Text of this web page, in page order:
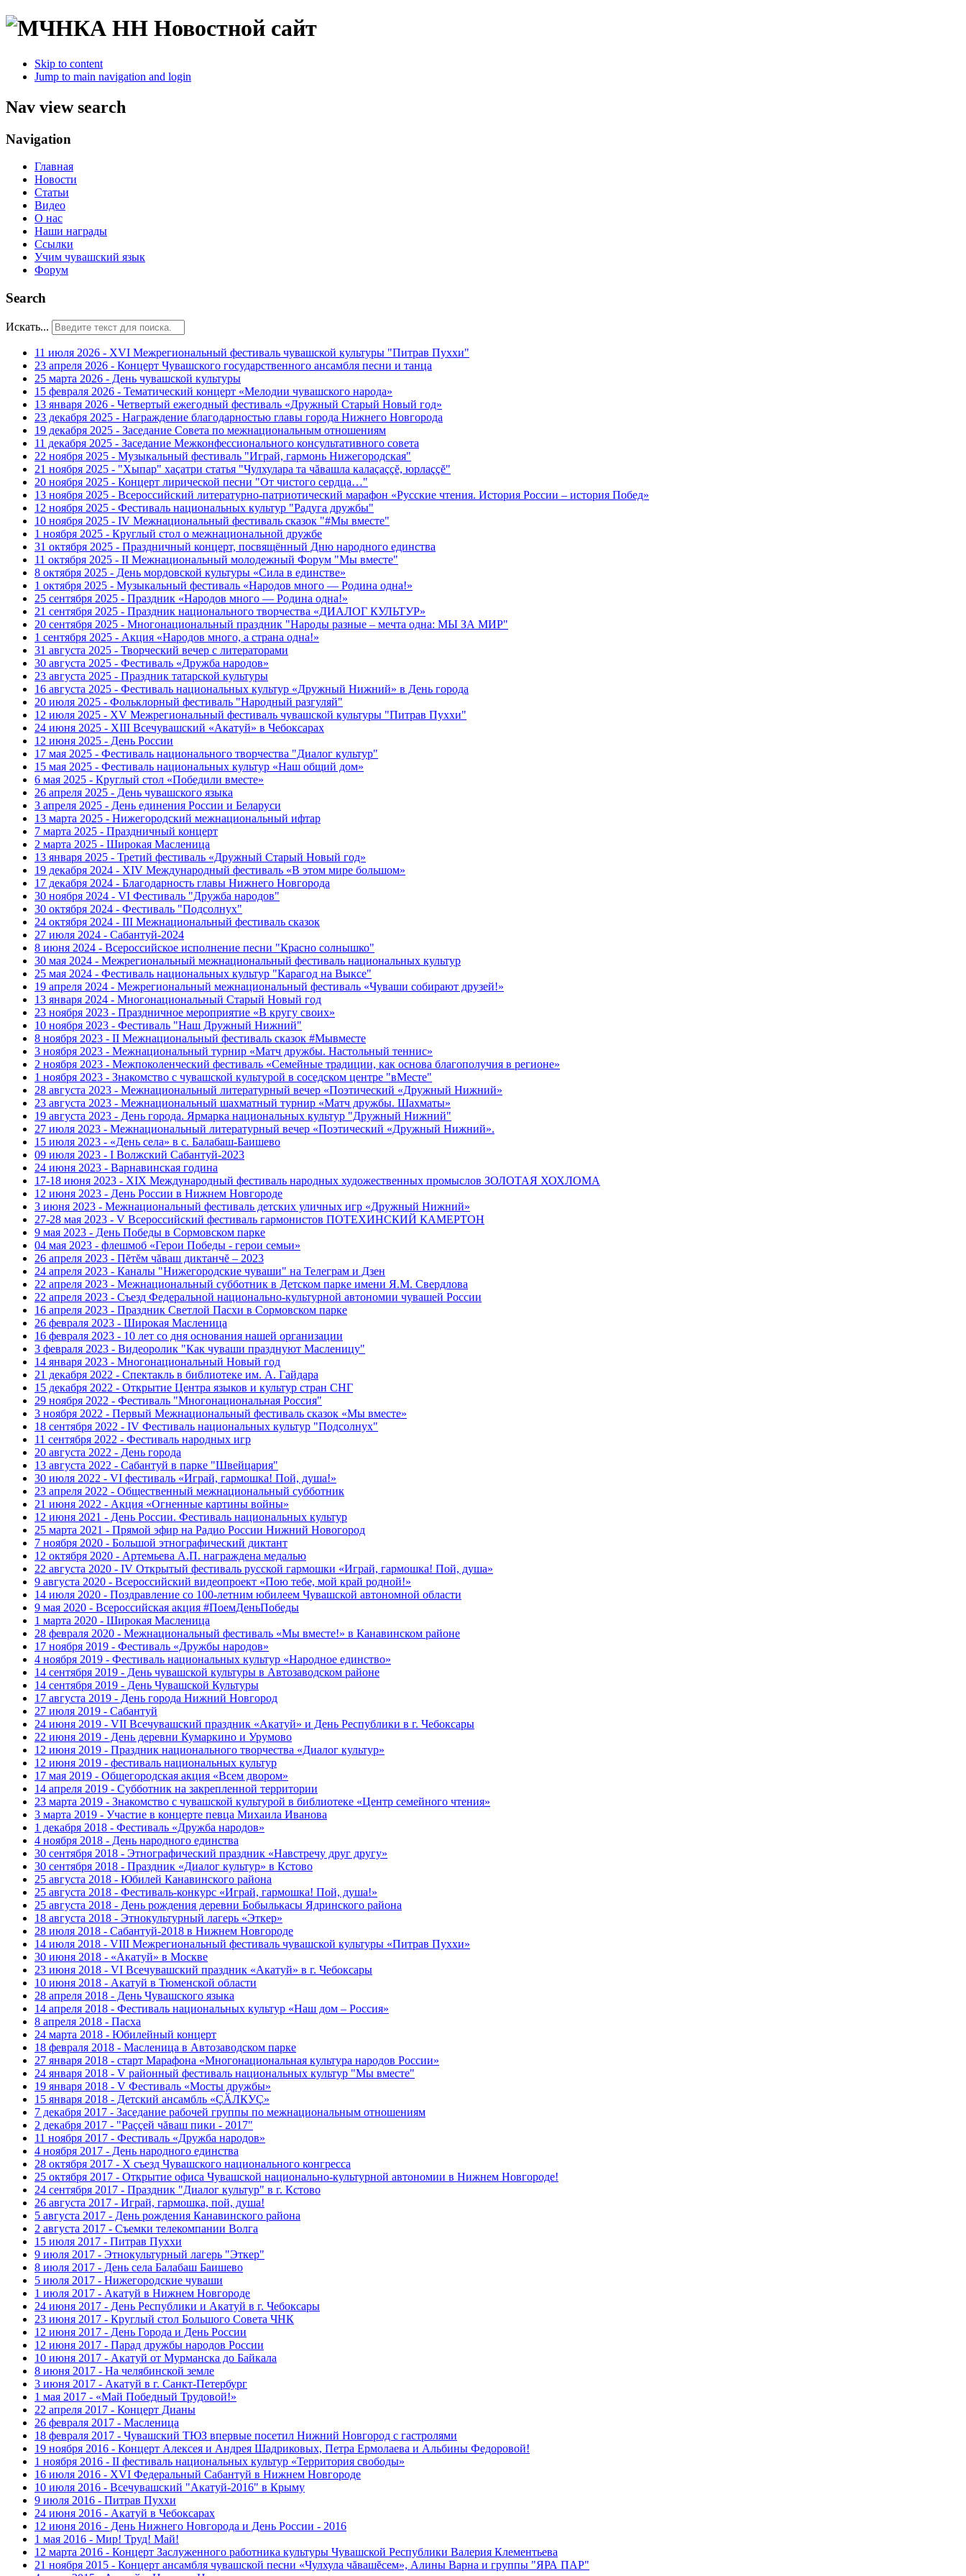
Новостной сайт
Skip to content
Jump to main navigation and login
Nav view search
Navigation
Главная
Новости
Статьи
Видео
О нас
Наши награды
Ссылки
Учим чувашский язык
Форум
Search
Искать...
11 июля 2026 - XVI Межрегиональный фестиваль чувашской культуры "Питрав Пуххи"
23 апреля 2026 - Концерт Чувашского государственного ансамбля песни и танца
25 марта 2026 - День чувашской культуры
15 февраля 2026 - Тематический концерт «Мелодии чувашского народа»
13 января 2026 - Четвертый ежегодный фестиваль «Дружный Старый Новый год»
23 декабря 2025 - Награждение благодарностью главы города Нижнего Новгорода
19 декабря 2025 - Заседание Совета по межнациональным отношениям
11 декабря 2025 - Заседание Межконфессионального консультативного совета
22 ноября 2025 - Музыкальный фестиваль "Играй, гармонь Нижегородская"
21 ноября 2025 - "Хыпар" хаçатри статья "Чулхулара та чăвашла калаçаççĕ, юрлаççĕ"
20 ноября 2025 - Концерт лирической песни "От чистого сердца…"
13 ноября 2025 - Всероссийский литературно-патриотический марафон «Русские чтения. История России – история Побед»
12 ноября 2025 - Фестиваль национальных культур "Радуга дружбы"
10 ноября 2025 - IV Межнациональный фестиваль сказок "#Мы вместе"
1 ноября 2025 - Круглый стол о межнациональной дружбе
31 октября 2025 - Праздничный концерт, посвящённый Дню народного единства
11 октября 2025 - II Межнациональный молодежный Форум "Мы вместе"
8 октября 2025 - День мордовской культуры «Сила в единстве»
1 октября 2025 - Музыкальный фестиваль «Народов много — Родина одна!»
25 сентября 2025 - Праздник «Народов много — Родина одна!»
21 сентября 2025 - Праздник национального творчества «ДИАЛОГ КУЛЬТУР»
20 сентября 2025 - Многонациональный праздник "Народы разные – мечта одна: МЫ ЗА МИР"
1 сентября 2025 - Акция «Народов много, а страна одна!»
31 августа 2025 - Творческий вечер с литераторами
30 августа 2025 - Фестиваль «Дружба народов»
23 августа 2025 - Праздник татарской культуры
16 августа 2025 - Фестиваль национальных культур «Дружный Нижний» в День города
20 июля 2025 - Фольклорный фестиваль "Народный разгуляй"
12 июля 2025 - XV Межрегиональный фестиваль чувашской культуры "Питрав Пуххи"
24 июня 2025 - XIII Всечувашский «Акатуй» в Чебоксарах
12 июня 2025 - День России
17 мая 2025 - Фестиваль национального творчества "Диалог культур"
15 мая 2025 - Фестиваль национальных культур «Наш общий дом»
6 мая 2025 - Круглый стол «Победили вместе»
26 апреля 2025 - День чувашского языка
3 апреля 2025 - День единения России и Беларуси
13 марта 2025 - Нижегородский межнациональный ифтар
7 марта 2025 - Праздничный концерт
2 марта 2025 - Широкая Масленица
13 января 2025 - Третий фестиваль «Дружный Старый Новый год»
19 декабря 2024 - XIV Международный фестиваль «В этом мире большом»
17 декабря 2024 - Благодарность главы Нижнего Новгорода
30 ноября 2024 - VI Фестиваль "Дружба народов"
30 октября 2024 - Фестиваль "Подсолнух"
24 октября 2024 - III Межнациональный фестиваль сказок
27 июля 2024 - Сабантуй-2024
8 июня 2024 - Всероссийское исполнение песни "Красно солнышко"
30 мая 2024 - Межрегиональный межнациональный фестиваль национальных культур
25 мая 2024 - Фестиваль национальных культур "Карагод на Выксе"
19 апреля 2024 - Межрегиональный межнациональный фестиваль «Чуваши собирают друзей!»
13 января 2024 - Многонациональный Старый Новый год
23 ноября 2023 - Праздничное мероприятие «В кругу своих»
10 ноября 2023 - Фестиваль "Наш Дружный Нижний"
8 ноября 2023 - II Межнациональный фестиваль сказок #Мывместе
3 ноября 2023 - Межнациональный турнир «Матч дружбы. Настольный теннис»
2 ноября 2023 - Межпоколенческий фестиваль «Семейные традиции, как основа благополучия в регионе»
1 ноября 2023 - Знакомство с чувашской культурой в соседском центре "вМесте"
28 августа 2023 - Межнациональный литературный вечер «Поэтический «Дружный Нижний»
23 августа 2023 - Межнациональный шахматный турнир «Матч дружбы. Шахматы»
19 августа 2023 - День города. Ярмарка национальных культур "Дружный Нижний"
27 июля 2023 - Межнациональный литературный вечер «Поэтический «Дружный Нижний».
15 июля 2023 - «День села» в с. Балабаш-Баишево
09 июля 2023 - I Волжский Сабантуй-2023
24 июня 2023 - Варнавинская година
17-18 июня 2023 - XIX Международный фестиваль народных художественных промыслов ЗОЛОТАЯ ХОХЛОМА
12 июня 2023 - День России в Нижнем Новгороде
3 июня 2023 - Межнациональный фестиваль детских уличных игр «Дружный Нижний»
27-28 мая 2023 - V Всероссийский фестиваль гармонистов ПОТЕХИНСКИЙ КАМЕРТОН
9 мая 2023 - День Победы в Сормовском парке
04 мая 2023 - флешмоб «Герои Победы - герои семьи»
26 апреля 2023 - Пĕтĕм чăваш диктанчĕ – 2023
24 апреля 2023 - Каналы "Нижегородские чуваши" на Телеграм и Дзен
22 апреля 2023 - Межнациональный субботник в Детском парке имени Я.М. Свердлова
22 апреля 2023 - Съезд Федеральной национально-культурной автономии чувашей России
16 апреля 2023 - Праздник Светлой Пасхи в Сормовском парке
26 февраля 2023 - Широкая Масленица
16 февраля 2023 - 10 лет со дня основания нашей организации
3 февраля 2023 - Видеоролик "Как чуваши празднуют Масленицу"
14 января 2023 - Многонациональный Новый год
21 декабря 2022 - Спектакль в библиотеке им. А. Гайдара
15 декабря 2022 - Открытие Центра языков и культур стран СНГ
29 ноября 2022 - Фестиваль "Многонациональная Россия"
3 ноября 2022 - Первый Межнациональный фестиваль сказок «Мы вместе»
18 сентября 2022 - IV Фестиваль национальных культур "Подсолнух"
11 сентября 2022 - Фестиваль народных игр
20 августа 2022 - День города
13 августа 2022 - Сабантуй в парке "Швейцария"
30 июля 2022 - VI фестиваль «Играй, гармошка! Пой, душа!»
23 апреля 2022 - Общественный межнациональный субботник
21 июня 2022 - Акция «Огненные картины войны»
12 июня 2021 - День России. Фестиваль национальных культур
25 марта 2021 - Прямой эфир на Радио России Нижний Новогород
7 ноября 2020 - Большой этнографический диктант
12 октября 2020 - Артемьева А.П. награждена медалью
22 августа 2020 - IV Открытый фестиваль русской гармошки «Играй, гармошка! Пой, душа»
9 августа 2020 - Всероссийский видеопроект «Пою тебе, мой край родной!»
14 июля 2020 - Поздравление со 100-летним юбилеем Чувашской автономной области
9 мая 2020 - Всероссийская акция #ПоемДеньПобеды
1 марта 2020 - Широкая Масленица
28 февраля 2020 - Межнациональный фестиваль «Мы вместе!» в Канавинском районе
17 ноября 2019 - Фестиваль «Дружбы народов»
4 ноября 2019 - Фестиваль национальных культур «Народное единство»
14 сентября 2019 - День чувашской культуры в Автозаводском районе
14 сентября 2019 - День Чувашской Культуры
17 августа 2019 - День города Нижний Новгород
27 июля 2019 - Сабантуй
24 июня 2019 - VII Всечувашский праздник «Акатуй» и День Республики в г. Чебоксары
22 июня 2019 - День деревни Кумаркино и Урумово
12 июня 2019 - Праздник национального творчества «Диалог культур»
12 июня 2019 - фестиваль национальных культур
17 мая 2019 - Общегородская акция «Всем двором»
14 апреля 2019 - Субботник на закрепленной территории
23 марта 2019 - Знакомство с чувашской культурой в библиотеке «Центр семейного чтения»
3 марта 2019 - Участие в концерте певца Михаила Иванова
1 декабря 2018 - Фестиваль «Дружба народов»
4 ноября 2018 - День народного единства
30 сентября 2018 - Этнографический праздник «Навстречу друг другу»
30 сентября 2018 - Праздник «Диалог культур» в Кстово
25 августа 2018 - Юбилей Канавинского района
25 августа 2018 - Фестиваль-конкурс «Играй, гармошка! Пой, душа!»
25 августа 2018 - День рождения деревни Бобылькасы Ядринского района
18 августа 2018 - Этнокультурный лагерь «Эткер»
28 июля 2018 - Сабантуй-2018 в Нижнем Новгороде
14 июля 2018 - VIII Межрегиональный фестиваль чувашской культуры «Питрав Пуххи»
30 июня 2018 - «Акатуй» в Москве
23 июня 2018 - VI Всечувашский праздник «Акатуй» в г. Чебоксары
10 июня 2018 - Акатуй в Тюменской области
28 апреля 2018 - День Чувашского языка
14 апреля 2018 - Фестиваль национальных культур «Наш дом – Россия»
8 апреля 2018 - Пасха
24 марта 2018 - Юбилейный концерт
18 февраля 2018 - Масленица в Автозаводском парке
27 января 2018 - старт Марафона «Многонациональная культура народов России»
24 января 2018 - V районный фестиваль национальных культур "Мы вместе"
19 января 2018 - V Фестиваль «Мосты дружбы»
15 января 2018 - Детский ансамбль «ÇӐЛКУÇ»
7 декабря 2017 - Заседание рабочей группы по межнациональным отношениям
2 декабря 2017 - "Раççей чăваш пики - 2017"
11 ноября 2017 - Фестиваль «Дружба народов»
4 ноября 2017 - День народного единства
28 октября 2017 - Х съезд Чувашского национального конгресса
25 октября 2017 - Открытие офиса Чувашской национально-культурной автономии в Нижнем Новгороде!
24 сентября 2017 - Праздник "Диалог культур" в г. Кстово
26 августа 2017 - Играй, гармошка, пой, душа!
5 августа 2017 - День рождения Канавинского района
2 августа 2017 - Съемки телекомпании Волга
15 июля 2017 - Питрав Пуххи
9 июля 2017 - Этнокультурный лагерь "Эткер"
8 июля 2017 - День села Балабаш Баишево
5 июля 2017 - Нижегородские чуваши
1 июля 2017 - Акатуй в Нижнем Новгороде
24 июня 2017 - День Республики и Акатуй в г. Чебоксары
23 июня 2017 - Круглый стол Большого Совета ЧНК
12 июня 2017 - День Города и День России
12 июня 2017 - Парад дружбы народов России
10 июня 2017 - Акатуй от Мурманска до Байкала
8 июня 2017 - На челябинской земле
3 июня 2017 - Акатуй в г. Санкт-Петербург
1 мая 2017 - «Май Победный Трудовой!»
22 апреля 2017 - Концерт Дианы
26 февраля 2017 - Масленица
18 февраля 2017 - Чувашский ТЮЗ впервые посетил Нижний Новгород с гастролями
19 ноября 2016 - Концерт Алексея и Андрея Шадриковых, Петра Ермолаева и Альбины Федоровой!
1 ноября 2016 - II фестиваль национальных культур «Территория свободы»
16 июля 2016 - XVI Федеральный Сабантуй в Нижнем Новгороде
10 июля 2016 - Всечувашский "Акатуй-2016" в Крыму
9 июля 2016 - Питрав Пуххи
24 июня 2016 - Акатуй в Чебоксарах
12 июня 2016 - День Нижнего Новгорода и День России - 2016
1 мая 2016 - Мир! Труд! Май!
12 марта 2016 - Концерт Заслуженного работника культуры Чувашской Республики Валерия Клементьева
21 ноября 2015 - Концерт ансамбля чувашской песни «Чулхула чăвашĕсем», Алины Варна и группы "ЯРА ПАР"